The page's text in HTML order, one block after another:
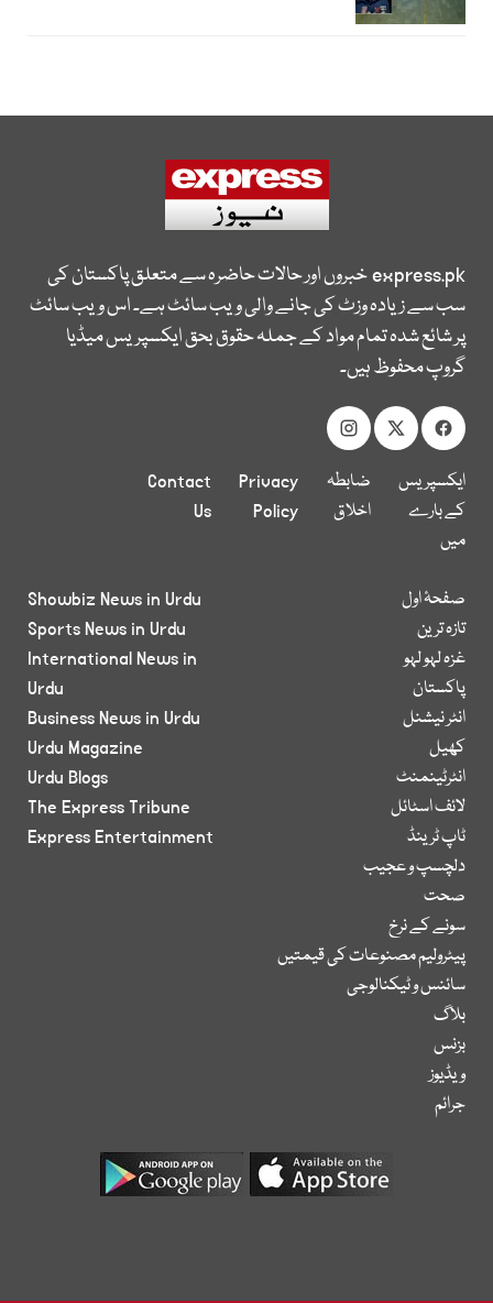
express.pkخبروں اور حالات حاضرہ سے متعلق پاکستان کی
سب سے زیادہ وزٹ کی جانے والی ویب سائٹ ہے۔ اس ویب سائٹ
پر شائع شدہ تمام مواد کے جملہ حقوق بحق ایکسپریس میڈیا
گروپ محفوظ ہیں۔
ایکسپریس
کے بارے
میں
ضابطہ
اخلاق
Privacy
Policy
Contact
Us
صفحۂ اول
تازہ ترین
غزہ لہو لہو
پاکستان
انٹر نیشنل
کھیل
انٹرٹینمنٹ
لائف اسٹائل
ٹاپ ٹرینڈ
دلچسپ و عجیب
صحت
سونے کے نرخ
پیٹرولیم مصنوعات کی قیمتیں
سائنس و ٹیکنالوجی
بلاگ
بزنس
ویڈیوز
جرائم
Showbiz News in Urdu
Sports News in Urdu
International News in
Urdu
Business News in Urdu
Urdu Magazine
Urdu Blogs
The Express Tribune
Express Entertainment